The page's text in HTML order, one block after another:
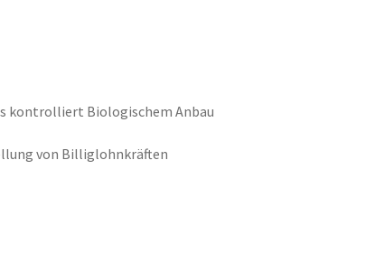
kontrolliert Biologischem Anbau
von Billiglohnkräften